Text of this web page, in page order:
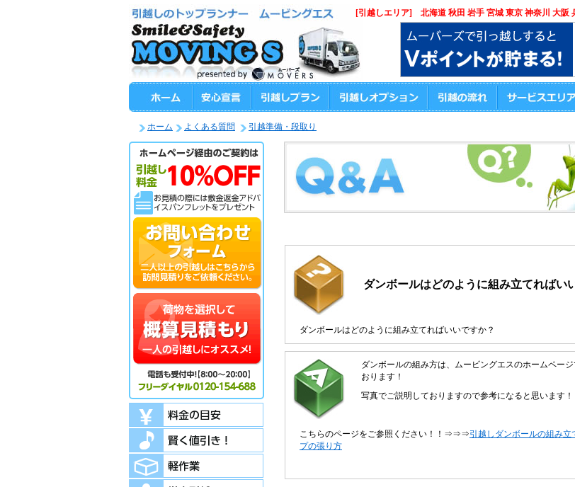
ホーム よくある質問 引越準備・段取り
ダンボールはどのように組み立てればい
ダンボールはどのように組み立てればいいですか？
ダンボールの組み方は、ムービングエスのホームペー
おります！
写真でご説明しておりますので参考になると思います！
こちらのページをご参照ください！！⇒⇒⇒引越しダンボールの組み
プの張り方
[引越しエリア] 北海道 秋田 岩手 宮城 東京 神奈川 大阪